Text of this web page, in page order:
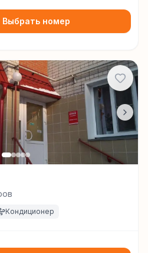
Выбрать номер
Кондиционер